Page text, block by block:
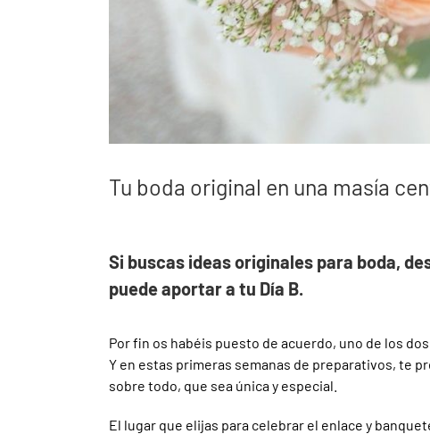
Tu boda original en una masía
Si buscas ideas originales para boda,
puede aportar a tu Día B.
Por fin os habéis puesto de acuerdo, uno de los
Y en estas primeras semanas de preparativos, te
sobre todo, que sea única y especial.
El lugar que elijas para celebrar el enlace y